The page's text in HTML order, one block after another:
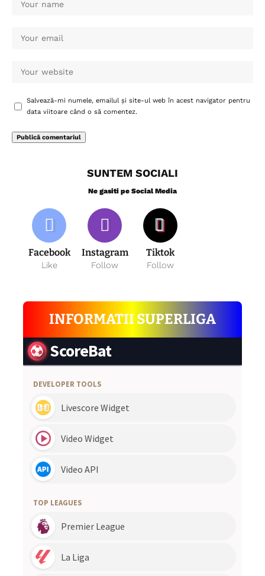
Salvează-mi numele, emailul și site-ul web în acest navigator pentru
data viitoare când o să comentez.
SUNTEM SOCIALI
Ne gasiti pe Social Media
Facebook
Like
Instagram
Follow
Tiktok
Follow
INFORMATII SUPERLIGA